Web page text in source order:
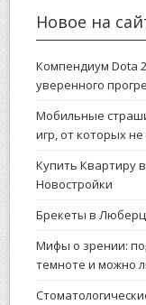
Новое на
Компендиум Dota
уверенного
Мобильные
игр, от которых не
Купить Квартиру
Новостройки
Брекеты в
Мифы о зрении:
темноте и можно